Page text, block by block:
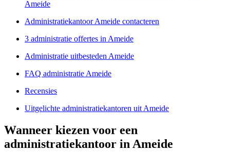
Ameide
Administratiekantoor Ameide contacteren
3 administratie offertes in Ameide
Administratie uitbesteden Ameide
FAQ administratie Ameide
Recensies
Uitgelichte administratiekantoren uit Ameide
Wanneer kiezen voor een
administratiekantoor in Ameide